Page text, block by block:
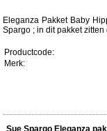
Eleganza Pakket Baby
Spargo ; in dit pakket
Productcode:
Merk:
Sue Spargo Eleganza